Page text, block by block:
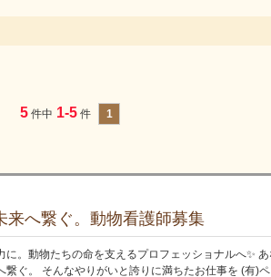
5 件中 1-5 件 1
来へ繋ぐ。動物看護師募集
に。動物たちの命を支えるプロフェッショナルへ✨
繋ぐ。 そんなやりがいと誇りに満ちたお仕事を (有)